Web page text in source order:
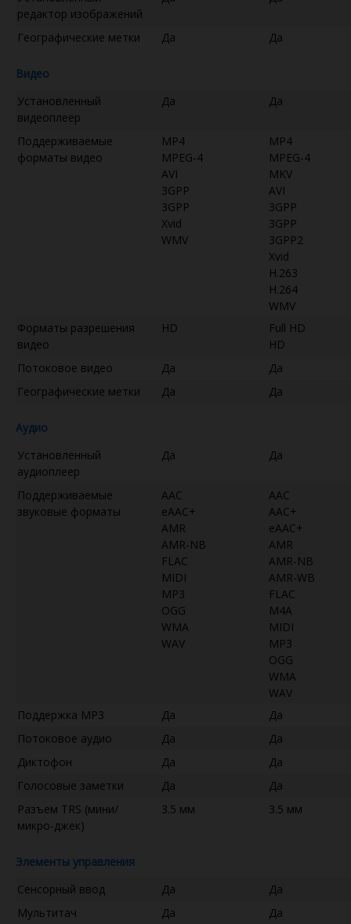
редактор изображений
Географические метки Да Да
Видео
Установленный
видеоплеер
Да Да
Поддерживаемые
форматы видео
MP4
MPEG-4
AVI
3GPP
3GPP
Xvid
WMV
MP4
MPEG-4
MKV
AVI
3GPP
3GPP
3GPP2
Xvid
H.263
H.264
WMV
Форматы разрешения
видео
HD
Full HD
HD
Потоковое видео
Да
Да
Географические метки
Да Да
Аудио
Установленный
аудиоплеер
Да Да
Поддерживаемые
звуковые форматы
AAC
eAAC+
AMR
AMR-NB
FLAC
MIDI
MP3
OGG
WMA
WAV
AAC
AAC+
eAAC+
AMR
AMR-NB
AMR-WB
FLAC
M4A
MIDI
MP3
OGG
WMA
WAV
Поддержка MP3
Да
Да
Потоковое аудио
Да
Да
Диктофон
Да
Да
Голосовые заметки
Да
Да
Разъем TRS (мини/
микро-джек)
3.5 мм 3.5 мм
Элементы управления
Сенсорный ввод
Да
Да
Мультитач
Да
Да